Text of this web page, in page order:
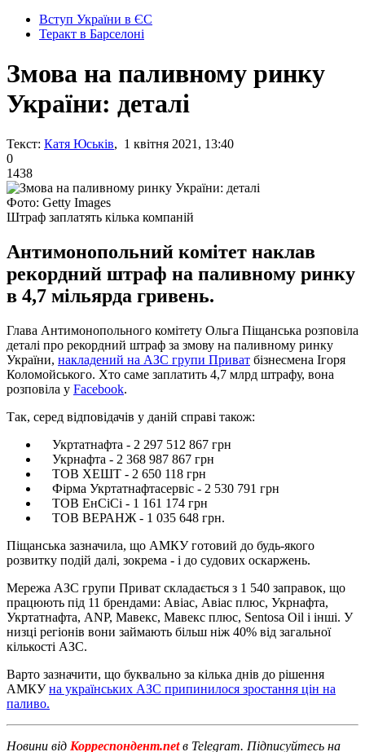
Вступ України в ЄС
Теракт в Барселоні
Змова на паливному ринку
України: деталі
Текст: Катя Юськів, 1 квітня 2021, 13:40
0
1438
Фото: Getty Images
Штраф заплатять кілька компаній
Антимонопольний комітет наклав
рекордний штраф на паливному ринку
в 4,7 мільярда гривень.
Глава Антимонопольного комітету Ольга Піщанська розповіла
деталі про рекордний штраф за змову на паливному ринку
України, накладений на АЗС групи Приват бізнесмена Ігоря
Коломойського. Хто саме заплатить 4,7 млрд штрафу, вона
розповіла у Facebook.
Так, серед відповідачів у даній справі також:
Укртатнафта - 2 297 512 867 грн
Укрнафта - 2 368 987 867 грн
ТОВ ХЕШТ - 2 650 118 грн
Фірма Укртатнафтасервіс - 2 530 791 грн
ТОВ ЕнСіСі - 1 161 174 грн
ТОВ ВЕРАНЖ - 1 035 648 грн.
Піщанська зазначила, що АМКУ готовий до будь-якого
розвитку подій далі, зокрема - і до судових оскаржень.
Мережа АЗС групи Приват складається з 1 540 заправок, що
працюють під 11 брендами: Авіас, Авіас плюс, Укрнафта,
Укртатнафта, ANP, Мавекс, Мавекс плюс, Sentosa Oil і інші. У
низці регіонів вони займають більш ніж 40% від загальної
кількості АЗС.
Варто зазначити, що буквально за кілька днів до рішення
АМКУна українських АЗС припинилося зростання цін на
паливо.
Новини від Корреспондент.netв Telegram. Підписуйтесь на